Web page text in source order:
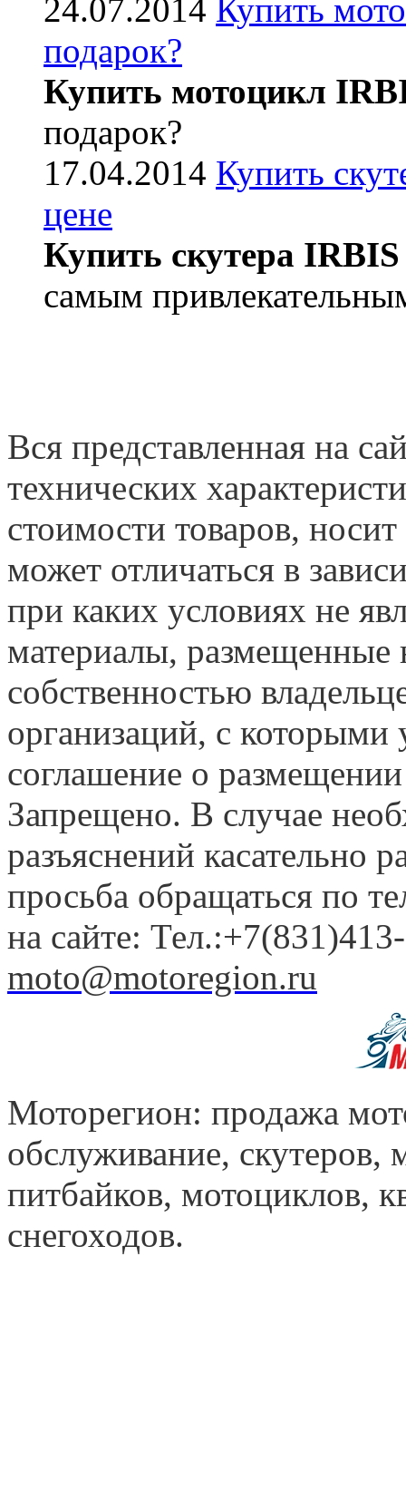
24.07.2014 Купить
подарок?
Купить мотоцикл
подарок?
17.04.2014 Купить
цене
Купить скутера IRBIS
самым
Вся представленная на
технических
стоимости товаров,
может отличаться в
при каких условиях не
материалы, размещенные
собственностью
организаций, с которыми
соглашение о
Запрещено. В случае
разъяснений
просьба обращаться по
на сайте:
moto@motoregion.ru
Моторегион: продажа
обслуживание, скутеров,
питбайков, мотоциклов,
снегоходов.